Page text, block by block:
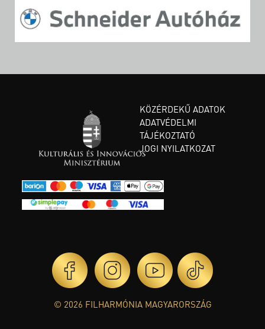
KÖZÉRDEKŰ ADATOK
ADATVÉDELMI
TÁJÉKOZTATÓ
JOGI NYILATKOZAT
© 2026 FILHARMÓNIA MAGYARORSZÁG